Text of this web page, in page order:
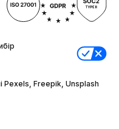
Pexels, Freepik, Unsplash